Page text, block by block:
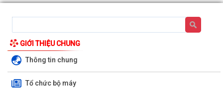
GIỚI THIỆU CHUNG
Thông tin chung
Tổ chức bộ máy